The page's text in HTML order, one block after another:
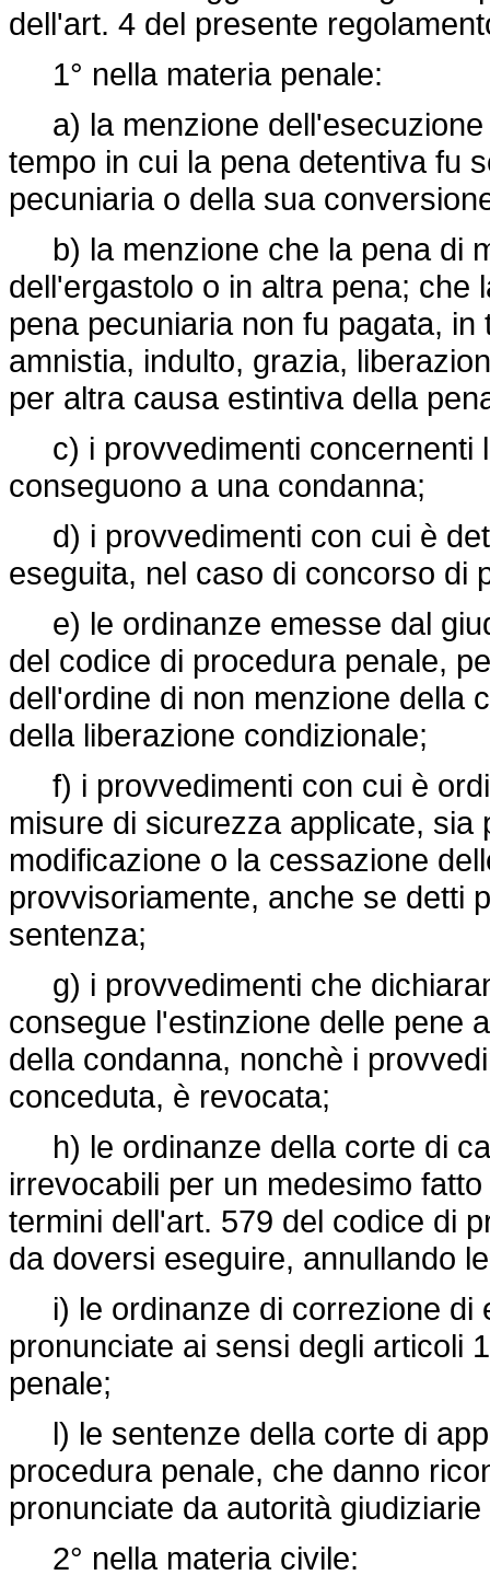
dell'art. 4 del presente
1° nella materia penale:
a) la menzione dell'esecuzione
tempo in cui la pena detentiva fu
pecuniaria o della sua
b) la menzione che la pena di
dell'ergastolo o in altra pena; che
pena pecuniaria non fu pagata,
amnistia, indulto, grazia,
per altra causa estintiva della
c) i provvedimenti concernenti
conseguono a una condanna;
d) i provvedimenti con cui è
eseguita, nel caso di concorso di
e) le ordinanze emesse dal
del codice di procedura penale,
dell'ordine di non menzione della
della liberazione condizionale;
f) i provvedimenti con cui è
misure di sicurezza applicate,
modificazione o la cessazione
provvisoriamente, anche se detti
sentenza;
g) i provvedimenti che
consegue l'estinzione delle pene
della condanna, nonchè i
conceduta, è revocata;
h) le ordinanze della corte di
irrevocabili per un medesimo
termini dell'art. 579 del codice di
da doversi eseguire, annullando
i) le ordinanze di correzione di
pronunciate ai sensi degli articoli
penale;
l) le sentenze della corte di
procedura penale, che danno
pronunciate da autorità
2° nella materia civile: